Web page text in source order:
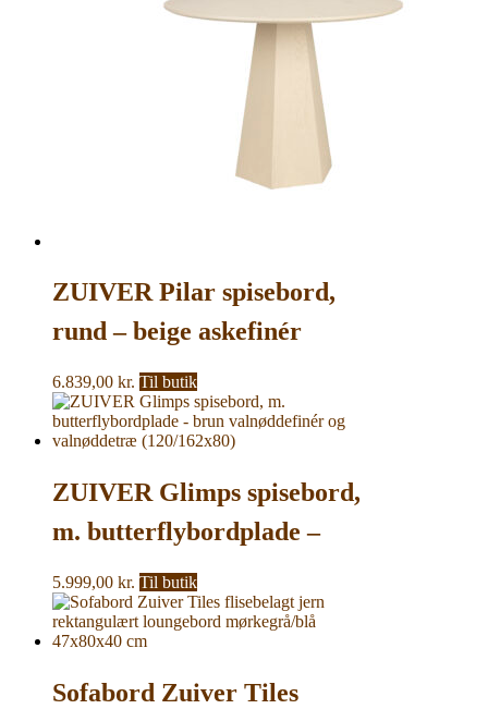
ZUIVER Pilar spisebord,
rund – beige askefinér
(Ø100)
6.839,00 kr. Til butik
ZUIVER Glimps spisebord,
m. butterflybordplade –
brun valnøddefinér og
valnøddetræ (120/162×80)
5.999,00 kr. Til butik
Sofabord Zuiver Tiles